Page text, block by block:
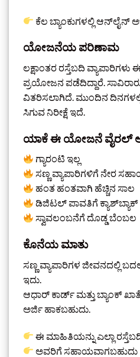
ಕೆಲ ಬ್ಯಾಂಕುಗಳಲ್ಲಿ ಆನ್‌ಲೈನ್
ಯೋಜನೆಯ ಪರಿಣಾಮ
ಲಕ್ಷಾಂತರ ರಸ್ತೆಬದಿ
ಪ್ರಯೋಜನ ಪಡೆದಿದ್ದಾರೆ.
ವಿತರಿಸಲಾಗಿದೆ. ಮುಂದಿನ ದಿನಗಳಲ್ಲಿ
ಸಿಗುವ ನಿರೀಕ್ಷೆ ಇದೆ.
ಯಾಕೆ ಈ ಯೋಜನೆ ವೈರಲ್
ಗ್ಯಾರಂಟಿ ಇಲ್ಲ
ಸಣ್ಣ ವ್ಯಾಪಾರಿಗಳಿಗೆ ನೇರ
ಹಂತ ಹಂತವಾಗಿ ಹೆಚ್ಚಿನ ಸಾಲ
ಡಿಜಿಟಲ್ ಪಾವತಿಗೆ ಕ್ಯಾಶ್‌ಬ್ಯಾಕ್
ಸ್ವಾವಲಂಬನೆಗೆ ದೊಡ್ಡ ಬೆಂಬಲ
ಕೊನೆಯ ಮಾತು
ಸಣ್ಣ ವ್ಯಾಪಾರಿಗಳ ಜೀವನದಲ್ಲಿ
ಇದು.
ಆಧಾರ್ ಕಾರ್ಡ್ ಮತ್ತು ಬ್ಯಾಂಕ್
ಅರ್ಜಿ ಹಾಕಬಹುದು.
ಈ ಮಾಹಿತಿಯನ್ನು ಎಲ್ಲಾ
ಅವರಿಗೆ ಸಹಾಯವಾಗಬಹುದು